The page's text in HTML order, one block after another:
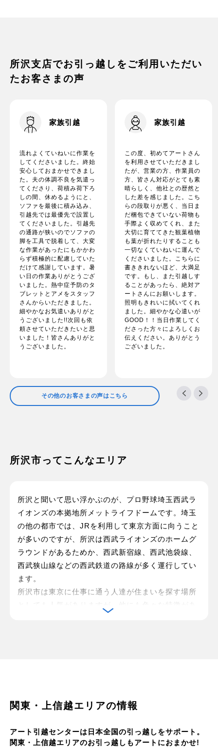
所沢支店でお引っ越しをご利用いただい
たお客さまの声
家族引越
流れよくていねいに作業を
してくださいました。終始
安心しておまかせできまし
た。夫の体調不良を気遣っ
てくださり、荷積み荷下ろ
しの間、休めるようにと、
ソファを最後に積み込み、
引越先では最優先で設置し
てくださいました。引越先
の通路が狭いのでソファの
脚を工具で脱着して、大変
な作業があったにもかかわ
らず積極的に配慮していた
だけて感謝しています。暑
い日の作業ありがとうござ
いました。熱中症予防のタ
ブレットとアメをスタッフ
さんからいただきました。
細やかなお気遣いありがと
うございました!!次回も依
頼させていただきたいと思
いました！皆さんありがと
うございました。
家族引越
この度、初めてアートさん
を利用させていただきまし
たが、営業の方、作業員の
方、皆さん対応がとても素
晴らしく、他社との歴然と
した差を感じました。こち
らの段取りが悪く、当日ま
だ梱包できていない荷物も
手際よく収めてくれ、また
大切に育ててきた観葉植物
も葉が折れたりすることも
一切なくていねいに運んで
くださいました。こちらに
書ききれないほど、大満足
です。もし、また引越しす
ることがあったら、絶対ア
ートさんにお願いします。
照明もきれいに拭いてくれ
ました。細やかな心遣いが
GOOD！！当日作業してく
ださった方々によろしくお
伝えください。ありがとう
ございました。
その他のお客さまの声はこちら
所沢市ってこんなエリア
所沢と聞いて思い浮かぶのが、プロ野球埼玉西武ラ
イオンズの本拠地所メットライフドームです。埼玉
の他の都市では、JRを利用して東京方面に向うこと
が多いのですが、所沢は西武ライオンズのホームグ
ラウンドがあるためか、西武新宿線、西武池袋線、
西武狭山線などの西武鉄道の路線が多く運行してい
ます。
所沢市は東京に仕事に通う人達が住まいを探す場所
としても人気がありますが、他にも色々な特徴があ
生するきっかけとなった雑木林です。宅地開発候補
さんが3億円を寄付して、所沢市と東村山市の公有
関東・上信越エリアの情報
アート引越センターは日本全国の引っ越しをサポート。
関東・上信越エリアのお引っ越しもアートにおまかせ!